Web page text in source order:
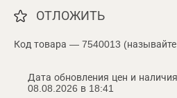
ОТЛОЖИТЬ
Код товара — 7540013 (называйте
Дата обновления цен и
08.08.2026 в 18:41